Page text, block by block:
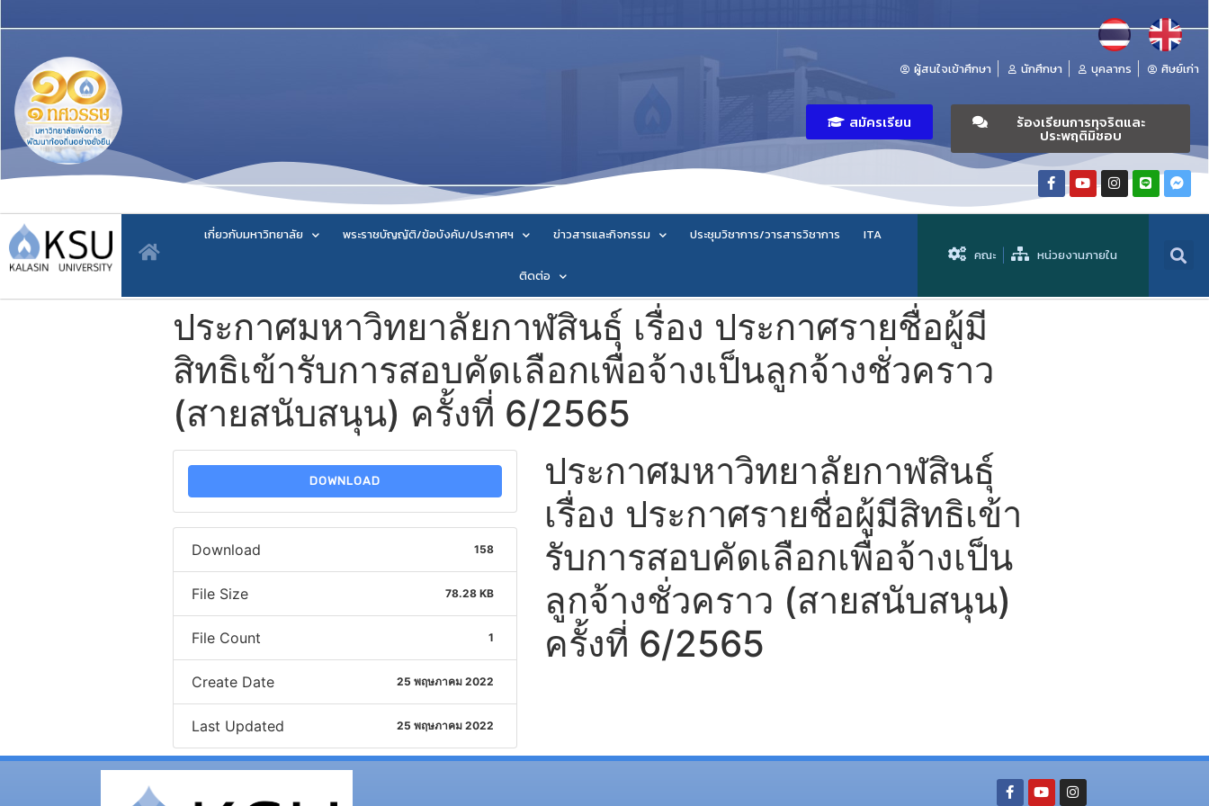
ผู้สนใจเข้าศึกษา นักศึกษา บุคลากร ศิษย์เก่า
สมัครเรียน ร้องเรียนการทุจริตและ
ประพฤติมิชอบ
เกี่ยวกับมหาวิทยาลัย พระราชบัญญัติ/ข้อบังคับ/ประกาศฯ ข่าวสารและกิจกรรม ประชุมวิชาการ/วารสารวิชาการ ITA
ติดต่อ
คณะ หน่วยงานภายใน
ประกาศมหาวิทยาลัยกาฬสินธุ์ เรื่อง ประกาศรายชื่อผู้มี
สิทธิเข้ารับการสอบคัดเลือกเพื่อจ้างเป็นลูกจ้างชั่วคราว
(สายสนับสนุน) ครั้งที่ 6/2565
DOWNLOAD
Download 158
File Size 78.28 KB
File Count 1
Create Date 25 พฤษภาคม 2022
Last Updated 25 พฤษภาคม 2022
ประกาศมหาวิทยาลัยกาฬสินธุ์
เรื่อง ประกาศรายชื่อผู้มีสิทธิเข้า
รับการสอบคัดเลือกเพื่อจ้างเป็น
ลูกจ้างชั่วคราว (สายสนับสนุน)
ครั้งที่ 6/2565